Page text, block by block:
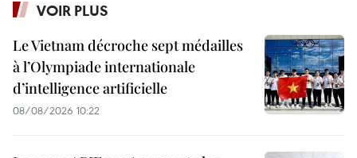
VOIR PLUS
Le Vietnam décroche sept médailles
à l’Olympiade internationale
d’intelligence artificielle
08/08/2026 10:22